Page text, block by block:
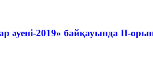
әуені-2019» байқауында ІІ-